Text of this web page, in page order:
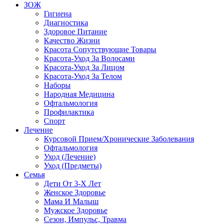
ЗОЖ
Гигиена
Диагностика
Здоровое Питание
Качество Жизни
Красота Сопутствующие Товары
Красота-Уход За Волосами
Красота-Уход За Лицом
Красота-Уход За Телом
Наборы
Народная Медицина
Офтальмология
Профилактика
Спорт
Лечение
Курсовой Прием/Хронические Заболевания
Офтальмология
Уход (Лечение)
Уход (Предметы)
Семья
Дети От 3-Х Лет
Женское Здоровье
Мама И Малыш
Мужское Здоровье
Сезон, Импульс, Травма